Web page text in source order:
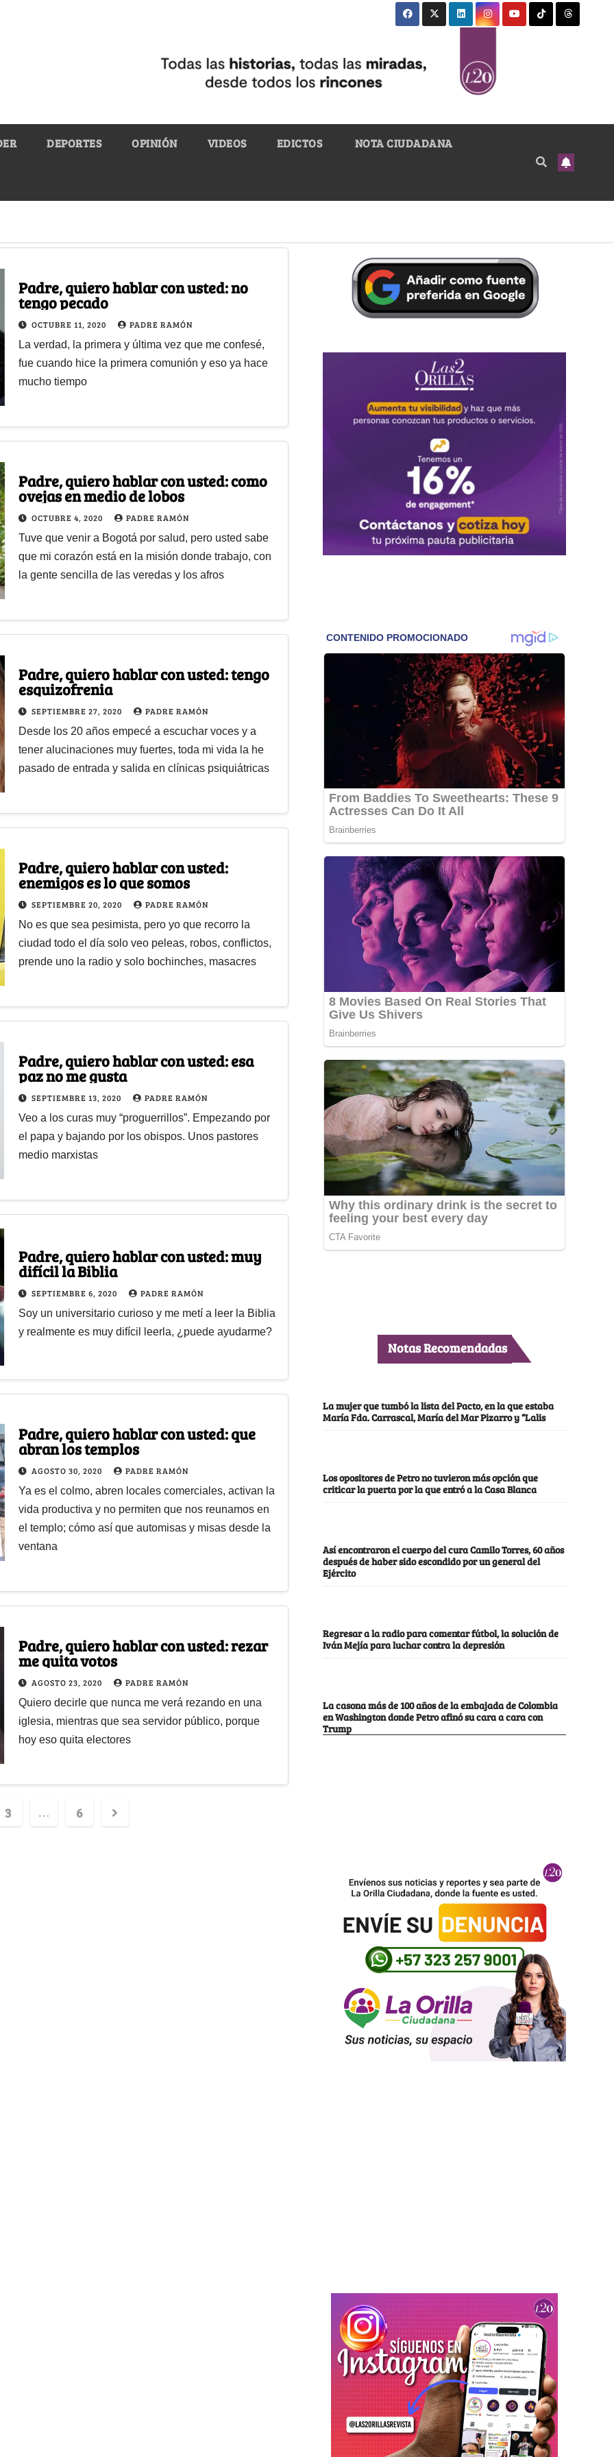
DEPORTES OPINIÓN VIDEOS EDICTOS NOTA CIUDADANA
Padre, quiero hablar con usted: no
tengo pecado
OCTUBRE 11, 2020 PADRE RAMÓN
La verdad, la primera y última vez que me confesé,
fue cuando hice la primera comunión y eso ya hace
mucho tiempo
Padre, quiero hablar con usted: como
ovejas en medio de lobos
OCTUBRE 4, 2020 PADRE RAMÓN
Tuve que venir a Bogotá por salud, pero usted sabe
que mi corazón está en la misión donde trabajo, con
la gente sencilla de las veredas y los afros
Padre, quiero hablar con usted: tengo
esquizofrenia
SEPTIEMBRE 27, 2020 PADRE RAMÓN
Desde los 20 años empecé a escuchar voces y a
tener alucinaciones muy fuertes, toda mi vida la he
pasado de entrada y salida en clínicas psiquiátricas
Padre, quiero hablar con usted:
enemigos es lo que somos
SEPTIEMBRE 20, 2020 PADRE RAMÓN
No es que sea pesimista, pero yo que recorro la
ciudad todo el día solo veo peleas, robos, conflictos,
prende uno la radio y solo bochinches, masacres
Padre, quiero hablar con usted: esa
paz no me gusta
SEPTIEMBRE 13, 2020 PADRE RAMÓN
Veo a los curas muy “proguerrillos”. Empezando por
el papa y bajando por los obispos. Unos pastores
medio marxistas
Padre, quiero hablar con usted: muy
difícil la Biblia
SEPTIEMBRE 6, 2020 PADRE RAMÓN
Soy un universitario curioso y me metí a leer la Biblia
y realmente es muy difícil leerla, ¿puede ayudarme?
Padre, quiero hablar con usted: que
abran los templos
AGOSTO 30, 2020 PADRE RAMÓN
Ya es el colmo, abren locales comerciales, activan la
vida productiva y no permiten que nos reunamos en
el templo; cómo así que automisas y misas desde la
ventana
Padre, quiero hablar con usted: rezar
me quita votos
AGOSTO 23, 2020 PADRE RAMÓN
Quiero decirle que nunca me verá rezando en una
iglesia, mientras que sea servidor público, porque
hoy eso quita electores
3 … 6
Notas Recomendadas
La mujer que tumbó la lista del Pacto, en la que estaba
María Fda. Carrascal, María del Mar Pizarro y “Lalis
Los opositores de Petro no tuvieron más opción que
criticar la puerta por la que entró a la Casa Blanca
Así encontraron el cuerpo del cura Camilo Torres, 60 años
después de haber sido escondido por un general del
Ejército
Regresar a la radio para comentar fútbol, la solución de
Iván Mejía para luchar contra la depresión
La casona más de 100 años de la embajada de Colombia
en Washington donde Petro afinó su cara a cara con
Trump